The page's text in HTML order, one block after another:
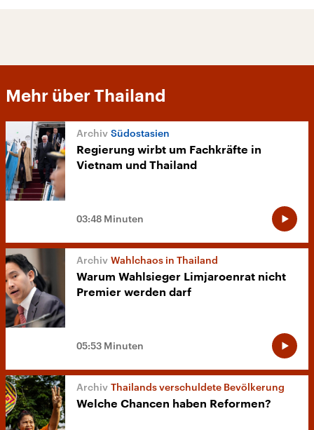
Mehr über Thailand
Südostasien
Regierung wirbt um Fachkräfte in
Vietnam und Thailand
03:48 Minuten
Wahlchaos in Thailand
Warum Wahlsieger Limjaroenrat nicht
Premier werden darf
05:53 Minuten
Thailands verschuldete Bevölkerung
Welche Chancen haben Reformen?